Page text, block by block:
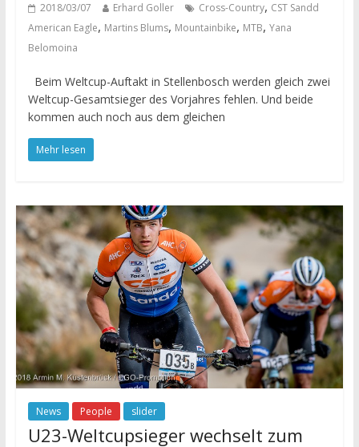
2018/03/07 Erhard Goller Cross-Country, CST Sandd
American Eagle, Martins Blums, Mountainbike, MTB, Yana
Belomoina
Beim Weltcup-Auftakt in Stellenbosch werden gleich zwei
Weltcup-Gesamtsieger des Vorjahres fehlen. Und beide
kommen auch noch aus dem gleichen
Mehr lesen
News People slider
U23-Weltcupsieger wechselt zum